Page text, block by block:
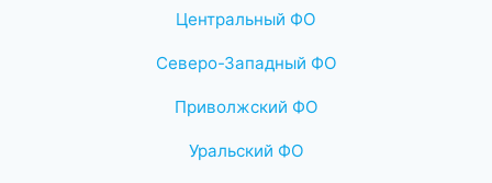
Центральный ФО
Северо-Западный ФО
Приволжский ФО
Уральский ФО